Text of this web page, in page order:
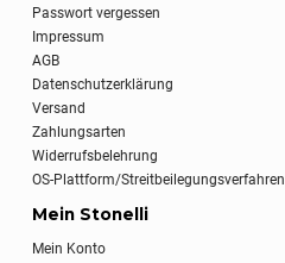
Passwort vergessen
Impressum
AGB
Datenschutzerklärung
Versand
Zahlungsarten
Widerrufsbelehrung
OS-Plattform/Streitbeilegungsverfahren
Mein Stonelli
Mein Konto